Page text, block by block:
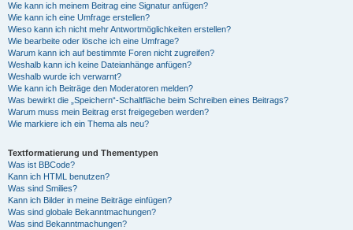
Wie kann ich meinem Beitrag eine Signatur anfügen?
Wie kann ich eine Umfrage erstellen?
Wieso kann ich nicht mehr Antwortmöglichkeiten erstellen?
Wie bearbeite oder lösche ich eine Umfrage?
Warum kann ich auf bestimmte Foren nicht zugreifen?
Weshalb kann ich keine Dateianhänge anfügen?
Weshalb wurde ich verwarnt?
Wie kann ich Beiträge den Moderatoren melden?
Was bewirkt die „Speichern“-Schaltfläche beim Schreiben eines Beitrags?
Warum muss mein Beitrag erst freigegeben werden?
Wie markiere ich ein Thema als neu?
Textformatierung und Thementypen
Was ist BBCode?
Kann ich HTML benutzen?
Was sind Smilies?
Kann ich Bilder in meine Beiträge einfügen?
Was sind globale Bekanntmachungen?
Was sind Bekanntmachungen?